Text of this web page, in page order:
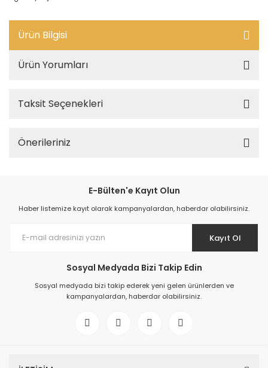
Ürün Bilgisi
Ürün Yorumları
Taksit Seçenekleri
Önerileriniz
E-Bülten'e Kayıt Olun
Haber listemize kayıt olarak kampanyalardan, haberdar olabilirsiniz.
Kayıt Ol
Sosyal Medyada Bizi Takip Edin
Sosyal medyada bizi takip ederek yeni gelen ürünlerden ve
kampanyalardan, haberdar olabilirsiniz.